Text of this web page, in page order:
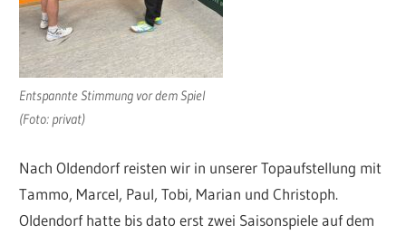
Entspannte Stimmung vor dem Spiel
(Foto: privat)
Nach Oldendorf reisten wir in unserer Topaufstellung mit
Tammo, Marcel, Paul, Tobi, Marian und Christoph.
Oldendorf hatte bis dato erst zwei Saisonspiele auf dem